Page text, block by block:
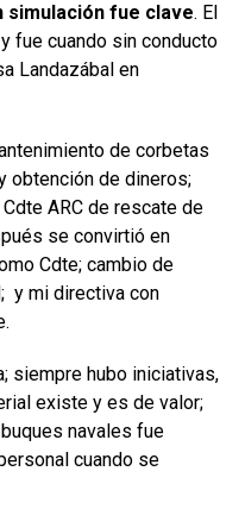
simulación fue clave. El
fue cuando sin conducto
Landazábal en
de corbetas
obtención de dineros;
ARC de rescate de
se convirtió en
Cdte; cambio de
y mi directiva con
siempre hubo iniciativas,
existe y es de valor;
navales fue
cuando se